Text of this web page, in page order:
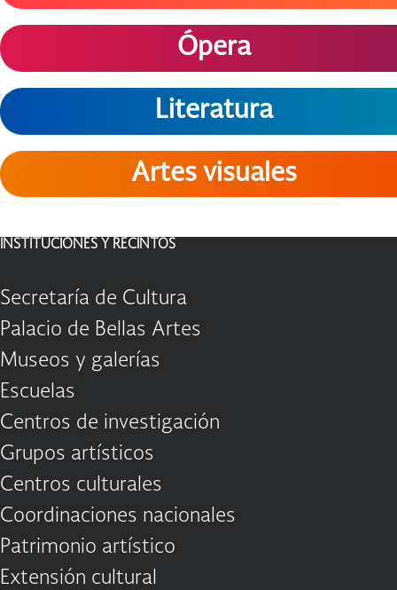
Ópera
Literatura
Artes visuales
INSTITUCIONES Y RECINTOS
Secretaría de Cultura
Palacio de Bellas Artes
Museos y galerías
Escuelas
Centros de investigación
Grupos artísticos
Centros culturales
Coordinaciones nacionales
Patrimonio artístico
Extensión cultural